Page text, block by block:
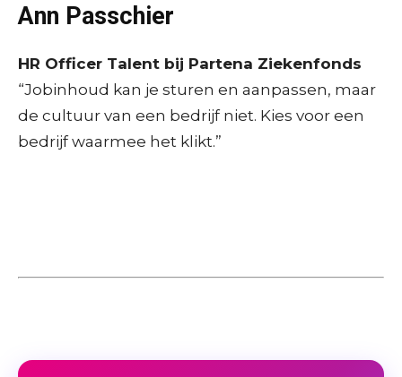
Ann Passchier
HR Officer Talent bij Partena Ziekenfonds
“Jobinhoud kan je sturen en aanpassen, maar
de cultuur van een bedrijf niet. Kies voor een
bedrijf waarmee het klikt.”